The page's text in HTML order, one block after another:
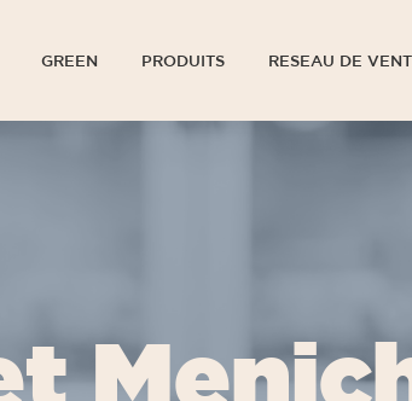
GREEN PRODUITS RESEAU DE